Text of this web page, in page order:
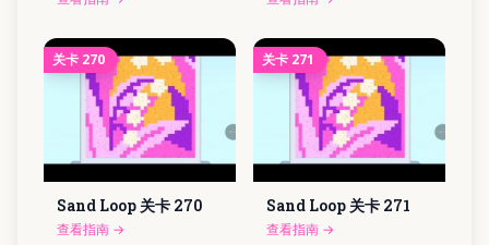
关卡 270
Sand Loop 关卡 270
查看指南 →
关卡 271
Sand Loop 关卡 271
查看指南 →